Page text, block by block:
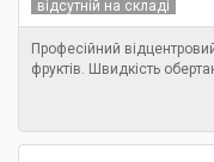
відсутній на складі
Професійний
фруктів. Швидкість